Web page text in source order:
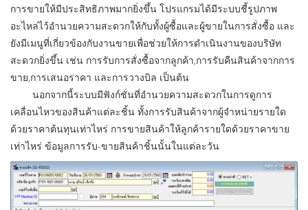
การขายให้มีประสิทธิภาพมากยิ่งขึ้น โปรแกรมได้มีระบบชี้รูปภาพ
อะไหล่ไว้อำนวยความสะดวกให้กับทั้งผู้ซื้อและผู้ขายในการสั่งซื้อ และ
ยังมีเมนูที่เกี่ยวข้องกับงานขายเพื่อช่วยให้การดำเนินงานของบริษัท
สะดวกยิ่งขึ้น เช่น การรับการสั่งซื้อจากลูกค้า,การรับคืนสินค้าจากการ
ขาย,การเสนอราคา และการวางบิล เป็นต้น
นอกจากนี้ระบบมีฟังก์ชั่นที่อำนวยความสะดวกในการดูการ
เคลื่อนไหวของสินค้าแต่ละชิ้น ทั้งการรับสินค้าจากผู้จำหน่ายรายใด
ด้วยราคาต้นทุนเท่าไหร่ การขายสินค้าให้ลูกค้ารายใดด้วยราคาขาย
เท่าไหร่ ข้อมูลการรับ-ขายสินค้าชิ้นนั้นในแต่ละวัน